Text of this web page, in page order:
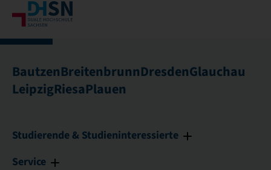
BautzenBreitenbrunnDresdenGlauchau
LeipzigRiesaPlauen
Studierende & Studieninteressierte
Service